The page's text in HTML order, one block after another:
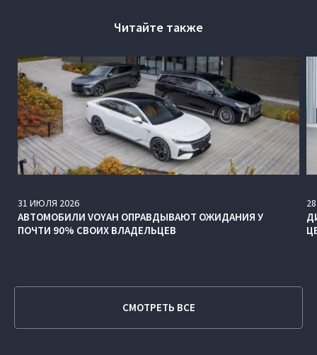
Читайте также
31 ИЮЛЯ 2026
АВТОМОБИЛИ VOYAH ОПРАВДЫВАЮТ ОЖИДАНИЯ У
ПОЧТИ 90% СВОИХ ВЛАДЕЛЬЦЕВ
28
СМОТРЕТЬ ВСЕ